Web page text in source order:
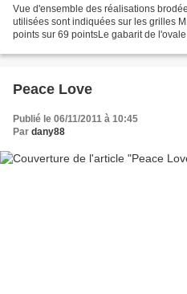
Vue d'ensemble des réalisations
utilisées sont indiquées sur les grilles
points sur 69 pointsLe gabarit de
Peace Love
Publié le 06/11/2011 à 10:45
Par dany88